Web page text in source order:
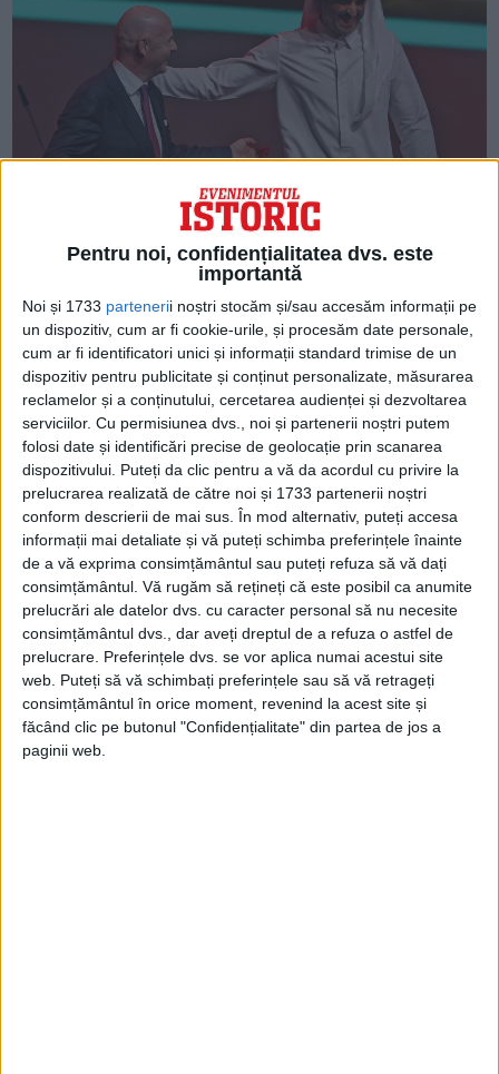
Pentru noi, confidențialitatea dvs. este
importantă
Noi și 1733 partenerii noștri stocăm și/sau accesăm informații pe
un dispozitiv, cum ar fi cookie-urile, și procesăm date personale,
cum ar fi identificatori unici și informații standard trimise de un
dispozitiv pentru publicitate și conținut personalizate, măsurarea
reclamelor și a conținutului, cercetarea audienței și dezvoltarea
serviciilor. Cu permisiunea dvs., noi și partenerii noștri putem
folosi date și identificări precise de geolocație prin scanarea
dispozitivului. Puteți da clic pentru a vă da acordul cu privire la
prelucrarea realizată de către noi și 1733 partenerii noștri
conform descrierii de mai sus. În mod alternativ, puteți accesa
informații mai detaliate și vă puteți schimba preferințele înainte
de a vă exprima consimțământul sau puteți refuza să vă dați
consimțământul. Vă rugăm să rețineți că este posibil ca anumite
prelucrări ale datelor dvs. cu caracter personal să nu necesite
consimțământul dvs., dar aveți dreptul de a refuza o astfel de
prelucrare. Preferințele dvs. se vor aplica numai acestui site
web. Puteți să vă schimbați preferințele sau să vă retrageți
consimțământul în orice moment, revenind la acest site și
făcând clic pe butonul "Confidențialitate" din partea de jos a
paginii web.
Spionul marocan aflat în centrul anchetei privind Qatar
Un personaj din umbră în scandalul de corupție din Qatar
este un spion marocan, care ar...
ARTICOLE ONLINE
Turn de observație roman descoperit în orașul antic
Volubilis
O echipă mixtă de arheologi polonezi și marocani a
descoperit un turn de observație militar roman...